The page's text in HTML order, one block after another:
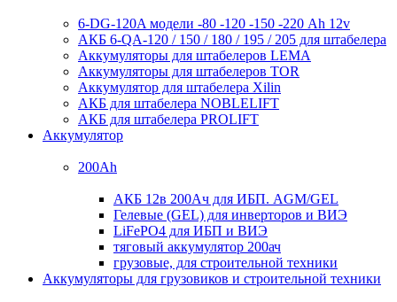
6-DG-120A модели -80 -120 -150 -220 Ah 12v
АКБ 6-QA-120 / 150 / 180 / 195 / 205 для штабелера
Аккумуляторы для штабелеров LEMA
Аккумуляторы для штабелеров TOR
Аккумулятор для штабелера Xilin
АКБ для штабелера NOBLELIFT
АКБ для штабелера PROLIFT
Аккумулятор
200Ah
АКБ 12в 200Ач для ИБП. AGM/GEL
Гелевые (GEL) для инверторов и ВИЭ
LiFePO4 для ИБП и ВИЭ
тяговый аккумулятор 200ач
грузовые, для строительной техники
Аккумуляторы для грузовиков и строительной техники